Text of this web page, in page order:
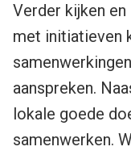
Verder kijken
met initiatieven
aanspreken.
lokale goede
samenwerken.